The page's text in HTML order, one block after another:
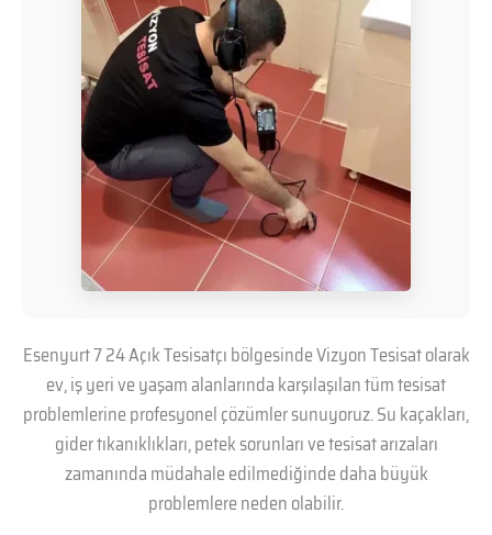
Esenyurt 7 24 Açık Tesisatçı bölgesinde Vizyon Tesisat olarak
ev, iş yeri ve yaşam alanlarında karşılaşılan tüm tesisat
problemlerine profesyonel çözümler sunuyoruz. Su kaçakları,
gider tıkanıklıkları, petek sorunları ve tesisat arızaları
zamanında müdahale edilmediğinde daha büyük
problemlere neden olabilir.